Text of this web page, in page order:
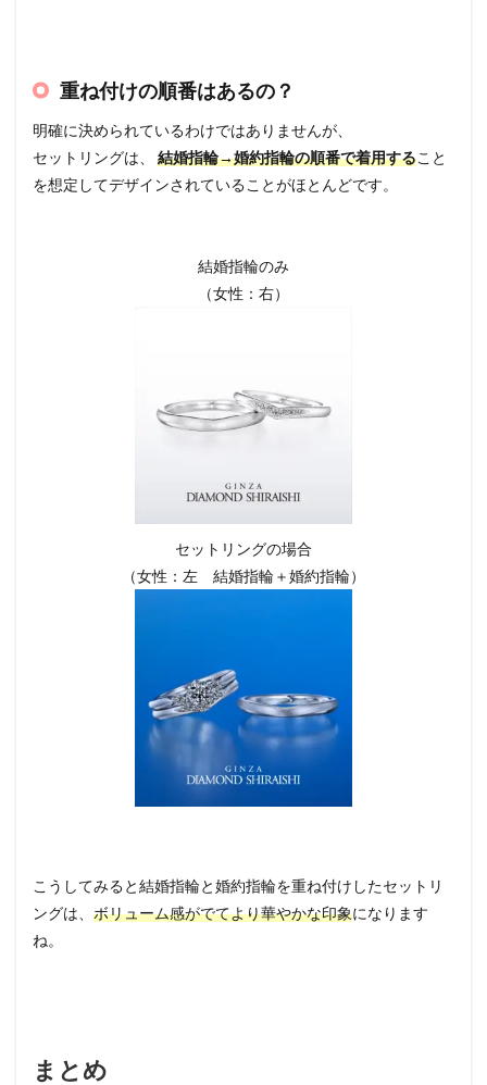
重ね付けの順番はあるの？
明確に決められているわけではありませんが、
セットリングは、 結婚指輪→婚約指輪の順番で着用すること
を想定してデザインされていることがほとんどです。
結婚指輪のみ
（女性：右）
セットリングの場合
（女性：左 結婚指輪＋婚約指輪）
こうしてみると結婚指輪と婚約指輪を重ね付けしたセットリ
ングは、 ボリューム感がでてより華やかな印象になります
ね。
まとめ